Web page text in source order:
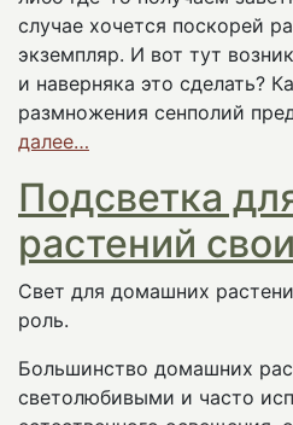
случае хочется поскорей
экземпляр. И вот тут
и наверняка это сделать?
размножения сенполий
далее…
Подсветка
растений
Свет для домашних
роль.
Большинство домашних
светолюбивыми и часто